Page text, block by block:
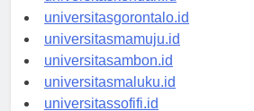
universitaskendari.id
universitasgorontalo.id
universitasmamuju.id
universitasambon.id
universitasmaluku.id